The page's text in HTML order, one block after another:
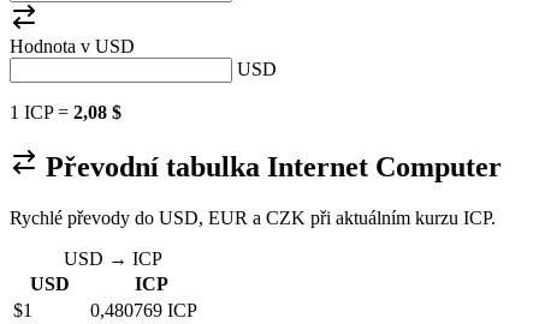
Hodnota v USD
USD
1 ICP = 2,08 $
Převodní tabulka Internet Computer
Rychlé převody do USD, EUR a CZK při aktuálním kurzu ICP.
USD → ICP
USD
ICP
$1
0,480769 ICP